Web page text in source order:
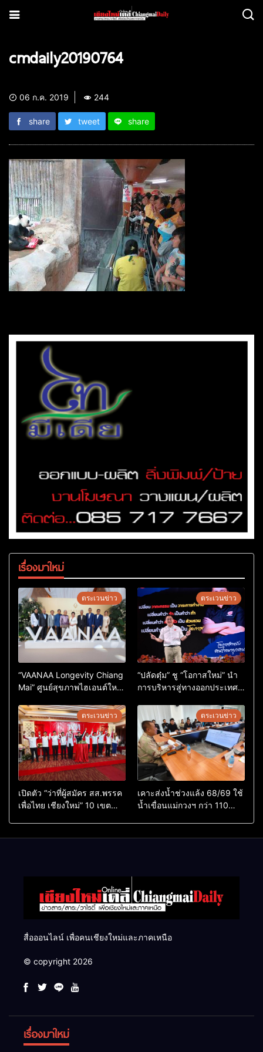
cmdaily20190764
06 ก.ค. 2019 244
share tweet share
เรื่องมาใหม่
ตระเวนข่าว
“VAANAA Longevity Chiang
Mai” ศูนย์สุขภาพไฮเอนต์ใหญ่
ตระเวนข่าว
“ปลัดตุ๋ม” ชู “โอกาสใหม่” นำ
การบริหารสู่ทางออกประเทศ
ตระเวนข่าว
เปิดตัว “ว่าที่ผู้สมัคร สส.พรรค
เพื่อไทย เชียงใหม่” 10 เขต
ตระเวนข่าว
เคาะส่งน้ำช่วงแล้ง 68/69 ใช้
น้ำเขื่อนแม่กวงฯ กว่า 110
สื่อออนไลน์ เพื่อคนเชียงใหม่และภาคเหนือ
© copyright 2026
เรื่องมาใหม่